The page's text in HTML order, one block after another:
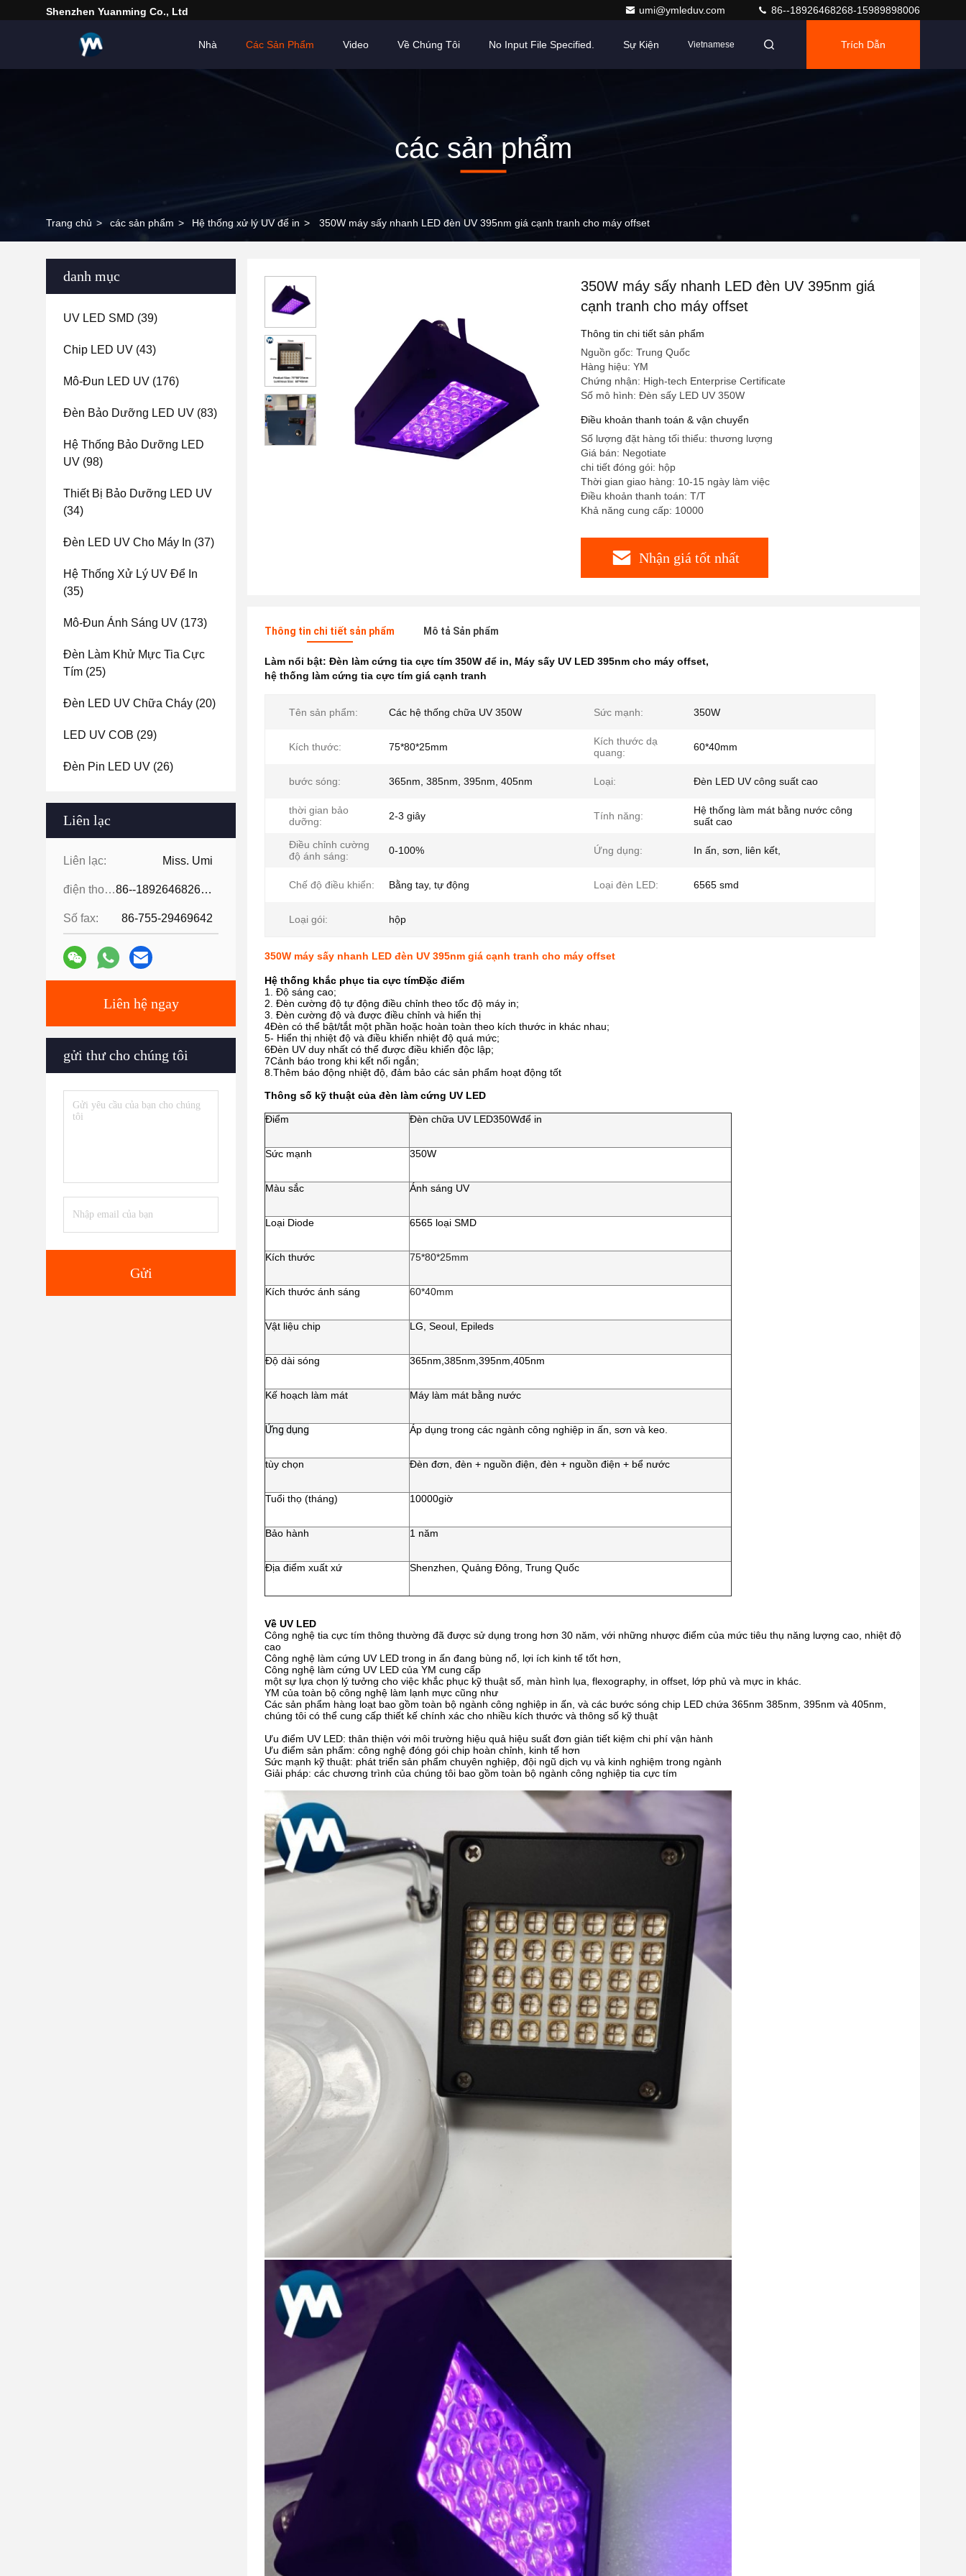
Shenzhen Yuanming Co., Ltd umi@ymleduv.com 86--18926468268-15989898006
Nhà Các Sản Phẩm Video Về Chúng Tôi No Input File Specified. Sự Kiện Vietnamese Trích Dẫn
các sản phẩm
Trang chủ > các sản phẩm > Hệ thống xử lý UV để in > 350W máy sấy nhanh LED đèn UV 395nm giá cạnh tranh cho máy offset
danh mục
UV LED SMD (39)
Chip LED UV (43)
Mô-Đun LED UV (176)
Đèn Bảo Dưỡng LED UV (83)
Hệ Thống Bảo Dưỡng LED
UV (98)
Thiết Bị Bảo Dưỡng LED UV
(34)
Đèn LED UV Cho Máy In (37)
Hệ Thống Xử Lý UV Để In
(35)
Mô-Đun Ánh Sáng UV (173)
Đèn Làm Khử Mực Tia Cực
Tím (25)
Đèn LED UV Chữa Cháy (20)
LED UV COB (29)
Đèn Pin LED UV (26)
Liên lạc
Liên lạc: Miss. Umi
điện thoại: 86--18926468268-15989898006
Số fax: 86-755-29469642
Liên hệ ngay
gửi thư cho chúng tôi
Gửi
350W máy sấy nhanh LED đèn UV 395nm giá
cạnh tranh cho máy offset
Thông tin chi tiết sản phẩm
Nguồn gốc: Trung Quốc
Hàng hiệu: YM
Chứng nhận: High-tech Enterprise Certificate
Số mô hình: Đèn sấy LED UV 350W
Điều khoản thanh toán & vận chuyển
Số lượng đặt hàng tối thiểu: thương lượng
Giá bán: Negotiate
chi tiết đóng gói: hộp
Thời gian giao hàng: 10-15 ngày làm việc
Điều khoản thanh toán: T/T
Khả năng cung cấp: 10000
Nhận giá tốt nhất
Thông tin chi tiết sản phẩm Mô tả Sản phẩm
Làm nổi bật: Đèn làm cứng tia cực tím 350W để in, Máy sấy UV LED 395nm cho máy offset,
hệ thống làm cứng tia cực tím giá cạnh tranh
Tên sản phẩm: Các hệ thống chữa UV 350W Sức mạnh: 350W
Kích thước: 75*80*25mm
Kích thước dạ
quang:
60*40mm
bước sóng: 365nm, 385nm, 395nm, 405nm Loại: Đèn LED UV công suất cao
thời gian bảo
dưỡng:
2-3 giây Tính năng:
Hệ thống làm mát bằng nước công
suất cao
Điều chỉnh cường
độ ánh sáng:
0-100% Ứng dụng: In ấn, sơn, liên kết,
Chế độ điều khiển: Bằng tay, tự động Loại đèn LED: 6565 smd
Loại gói: hộp
350W máy sấy nhanh LED đèn UV 395nm giá cạnh tranh cho máy offset
Hệ thống khắc phục tia cực tímĐặc điểm
1. Độ sáng cao;
2. Đèn cường độ tự động điều chỉnh theo tốc độ máy in;
3. Đèn cường độ và được điều chỉnh và hiển thị
4Đèn có thể bật/tắt một phần hoặc hoàn toàn theo kích thước in khác nhau;
5- Hiển thị nhiệt độ và điều khiển nhiệt độ quá mức;
6Đèn UV duy nhất có thể được điều khiển độc lập;
7Cảnh báo trong khi kết nối ngắn;
8.Thêm báo động nhiệt độ, đảm bảo các sản phẩm hoạt động tốt
Thông số kỹ thuật của đèn làm cứng UV LED
Điểm Đèn chữa UV LED350Wđể in
Sức mạnh 350W
Màu sắc Ánh sáng UV
Loại Diode 6565 loại SMD
Kích thước 75*80*25mm
Kích thước ánh sáng 60*40mm
Vật liệu chip LG, Seoul, Epileds
Độ dài sóng 365nm,385nm,395nm,405nm
Kế hoạch làm mát Máy làm mát bằng nước
Ứng dụng Áp dụng trong các ngành công nghiệp in ấn, sơn và keo.
tùy chọn Đèn đơn, đèn + nguồn điện, đèn + nguồn điện + bể nước
Tuổi thọ (tháng) 10000giờ
Bảo hành 1 năm
Địa điểm xuất xứ Shenzhen, Quảng Đông, Trung Quốc
Về UV LED
Công nghệ tia cực tím thông thường đã được sử dụng trong hơn 30 năm, với những nhược điểm của mức tiêu thụ năng lượng cao, nhiệt độ
cao
Công nghệ làm cứng UV LED trong in ấn đang bùng nổ, lợi ích kinh tế tốt hơn,
Công nghệ làm cứng UV LED của YM cung cấp
một sự lựa chọn lý tưởng cho việc khắc phục kỹ thuật số, màn hình lụa, flexography, in offset, lớp phủ và mực in khác.
YM của toàn bộ công nghệ làm lạnh mực cũng như
Các sản phẩm hàng loạt bao gồm toàn bộ ngành công nghiệp in ấn, và các bước sóng chip LED chứa 365nm 385nm, 395nm và 405nm,
chúng tôi có thể cung cấp thiết kế chính xác cho nhiều kích thước và thông số kỹ thuật
Ưu điểm UV LED: thân thiện với môi trường hiệu quả hiệu suất đơn giản tiết kiệm chi phí vận hành
Ưu điểm sản phẩm: công nghệ đóng gói chip hoàn chỉnh, kinh tế hơn
Sức mạnh kỹ thuật: phát triển sản phẩm chuyên nghiệp, đội ngũ dịch vụ và kinh nghiệm trong ngành
Giải pháp: các chương trình của chúng tôi bao gồm toàn bộ ngành công nghiệp tia cực tím